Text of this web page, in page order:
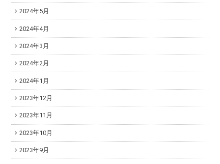
2024年5月
2024年4月
2024年3月
2024年2月
2024年1月
2023年12月
2023年11月
2023年10月
2023年9月